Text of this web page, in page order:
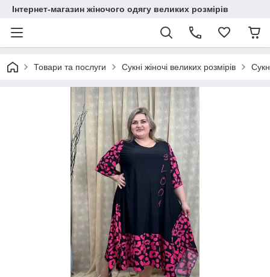
Інтернет-магазин жіночого одягу великих розмірів
Товари та послуги Сукні жіночі великих розмірів